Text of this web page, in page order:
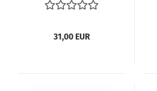
31,00 EUR